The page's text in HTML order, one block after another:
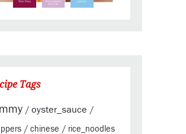
Tags
/ oyster_sauce /
/ chinese / rice_noodles